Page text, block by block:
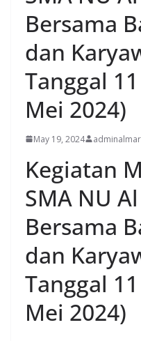
Bersama
dan
Tanggal
Mei 2024)
May 19, 2024
Kegiatan
SMA NU
Bersama
dan
Tanggal
Mei 2024)